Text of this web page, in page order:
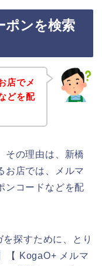
ポンを検索
店でメ
どを配
その理由は、新橋
お店では、メルマ
ンコードなどを配
探すために、とり
【 KogaO+ メルマ